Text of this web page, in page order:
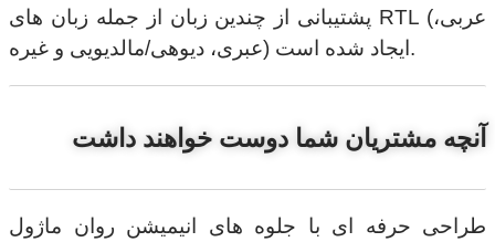
پشتیبانی از چندین زبان از جمله زبان های RTL (عربی،
عبری، دیوهی/مالدیویی و غیره) ایجاد شده است.
آنچه مشتریان شما دوست خواهند داشت
طراحی حرفه ای با جلوه های انیمیشن روان ماژول